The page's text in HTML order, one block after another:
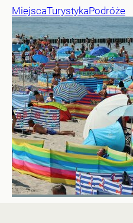
MiejscaTurystykaPodróże